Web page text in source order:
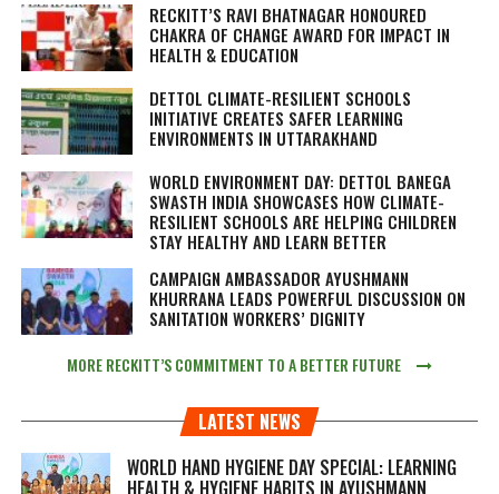
RECKITT’S RAVI BHATNAGAR HONOURED
CHAKRA OF CHANGE AWARD FOR IMPACT IN
HEALTH & EDUCATION
DETTOL CLIMATE-RESILIENT SCHOOLS
INITIATIVE CREATES SAFER LEARNING
ENVIRONMENTS IN UTTARAKHAND
WORLD ENVIRONMENT DAY: DETTOL BANEGA
SWASTH INDIA SHOWCASES HOW CLIMATE-
RESILIENT SCHOOLS ARE HELPING CHILDREN
STAY HEALTHY AND LEARN BETTER
CAMPAIGN AMBASSADOR AYUSHMANN
KHURRANA LEADS POWERFUL DISCUSSION ON
SANITATION WORKERS’ DIGNITY
MORE RECKITT’S COMMITMENT TO A BETTER FUTURE
LATEST NEWS
WORLD HAND HYGIENE DAY SPECIAL: LEARNING
HEALTH & HYGIENE HABITS IN AYUSHMANN